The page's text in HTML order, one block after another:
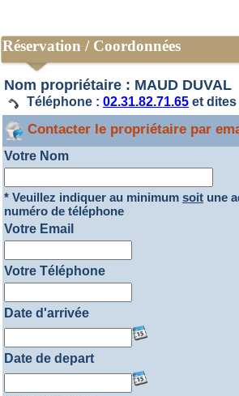
Réservation / Coordonnées
Nom propriétaire : MAUD DUVAL
Téléphone : 02.31.82.71.65 et dites
Contacter le propriétaire par
Votre Nom
* Veuillez indiquer au minimum soit une
numéro de téléphone
Votre Email
Votre Téléphone
Date d'arrivée
Date de depart